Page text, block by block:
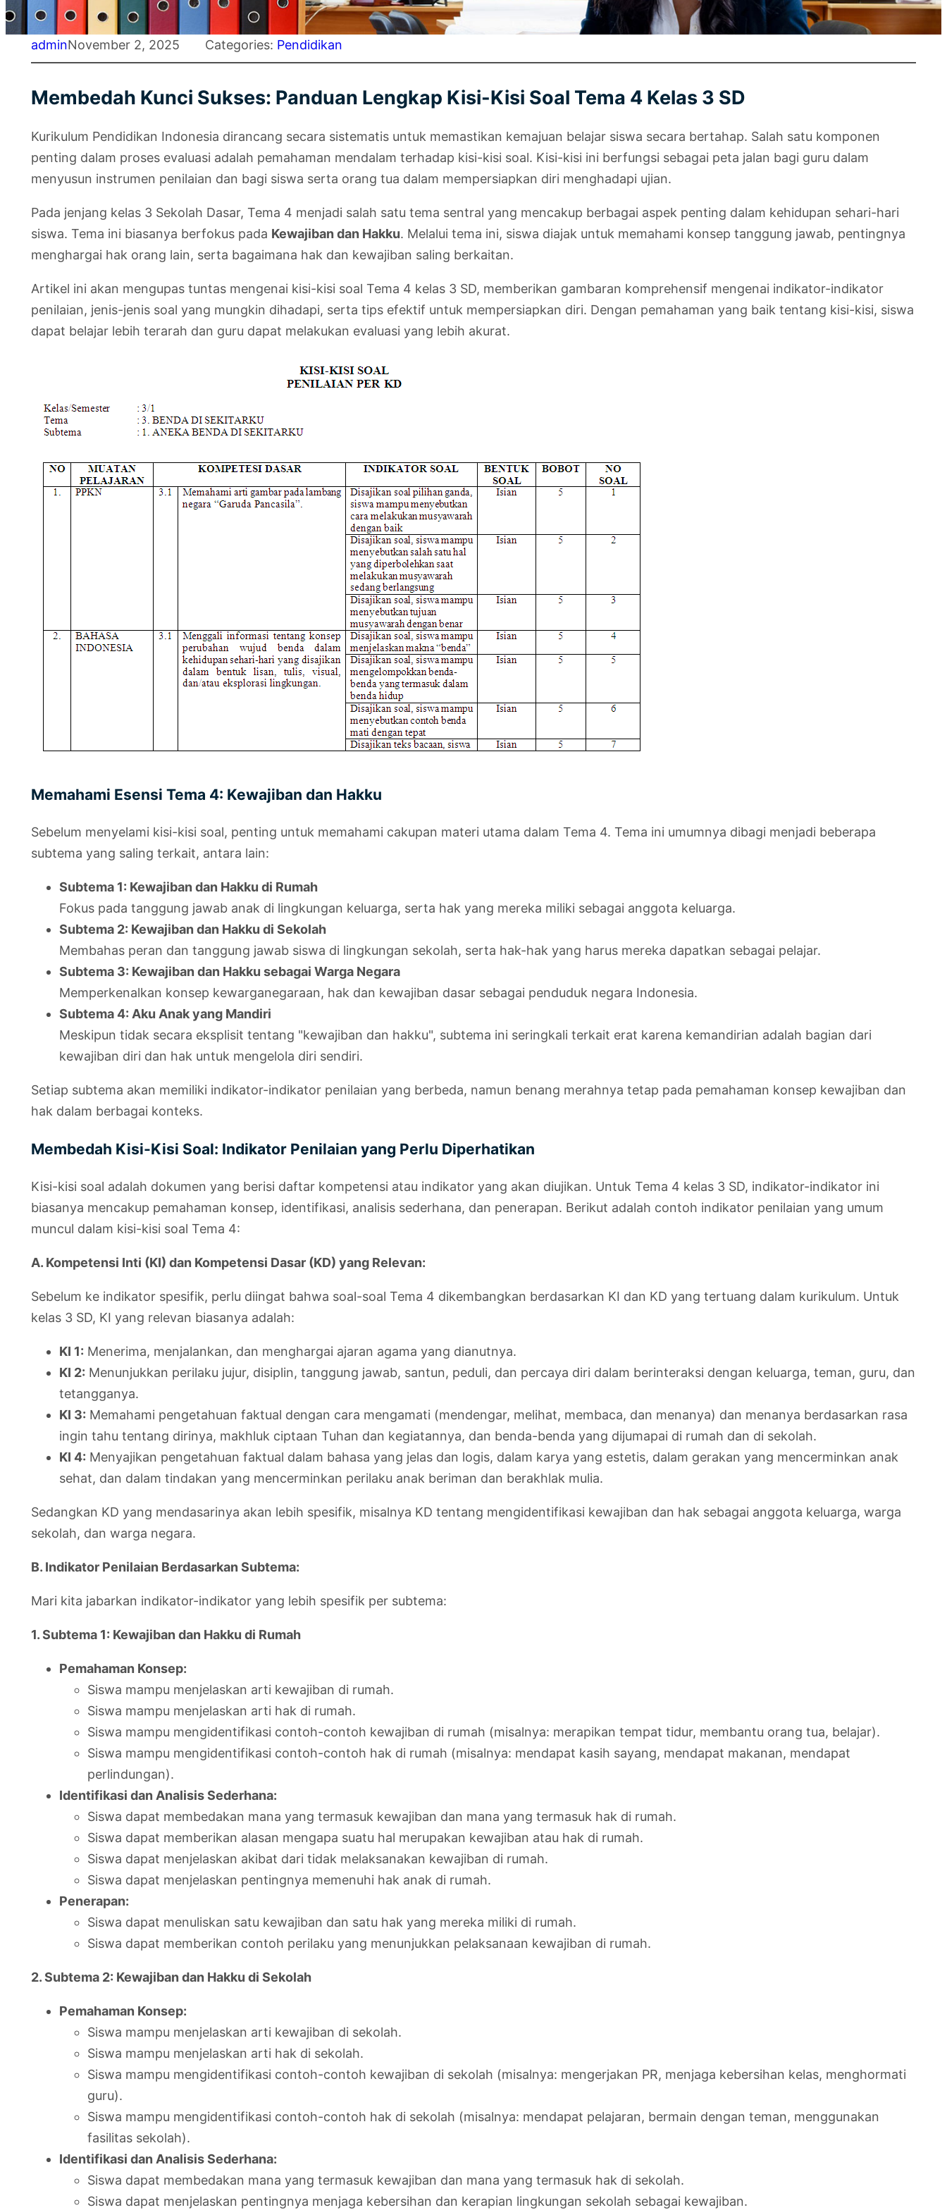
adminNovember 2, 2025 Categories: Pendidikan
Membedah Kunci Sukses: Panduan Lengkap Kisi-Kisi Soal Tema 4 Kelas 3 SD
Kurikulum Pendidikan Indonesia dirancang secara sistematis untuk memastikan kemajuan belajar siswa secara bertahap. Salah satu komponen
penting dalam proses evaluasi adalah pemahaman mendalam terhadap kisi-kisi soal. Kisi-kisi ini berfungsi sebagai peta jalan bagi guru dalam
menyusun instrumen penilaian dan bagi siswa serta orang tua dalam mempersiapkan diri menghadapi ujian.
Pada jenjang kelas 3 Sekolah Dasar, Tema 4 menjadi salah satu tema sentral yang mencakup berbagai aspek penting dalam kehidupan sehari-hari
siswa. Tema ini biasanya berfokus pada Kewajiban dan Hakku. Melalui tema ini, siswa diajak untuk memahami konsep tanggung jawab, pentingnya
menghargai hak orang lain, serta bagaimana hak dan kewajiban saling berkaitan.
Artikel ini akan mengupas tuntas mengenai kisi-kisi soal Tema 4 kelas 3 SD, memberikan gambaran komprehensif mengenai indikator-indikator
penilaian, jenis-jenis soal yang mungkin dihadapi, serta tips efektif untuk mempersiapkan diri. Dengan pemahaman yang baik tentang kisi-kisi, siswa
dapat belajar lebih terarah dan guru dapat melakukan evaluasi yang lebih akurat.
Memahami Esensi Tema 4: Kewajiban dan Hakku
Sebelum menyelami kisi-kisi soal, penting untuk memahami cakupan materi utama dalam Tema 4. Tema ini umumnya dibagi menjadi beberapa
subtema yang saling terkait, antara lain:
Subtema 1: Kewajiban dan Hakku di Rumah
Fokus pada tanggung jawab anak di lingkungan keluarga, serta hak yang mereka miliki sebagai anggota keluarga.
Subtema 2: Kewajiban dan Hakku di Sekolah
Membahas peran dan tanggung jawab siswa di lingkungan sekolah, serta hak-hak yang harus mereka dapatkan sebagai pelajar.
Subtema 3: Kewajiban dan Hakku sebagai Warga Negara
Memperkenalkan konsep kewarganegaraan, hak dan kewajiban dasar sebagai penduduk negara Indonesia.
Subtema 4: Aku Anak yang Mandiri
Meskipun tidak secara eksplisit tentang "kewajiban dan hakku", subtema ini seringkali terkait erat karena kemandirian adalah bagian dari
kewajiban diri dan hak untuk mengelola diri sendiri.
Setiap subtema akan memiliki indikator-indikator penilaian yang berbeda, namun benang merahnya tetap pada pemahaman konsep kewajiban dan
hak dalam berbagai konteks.
Membedah Kisi-Kisi Soal: Indikator Penilaian yang Perlu Diperhatikan
Kisi-kisi soal adalah dokumen yang berisi daftar kompetensi atau indikator yang akan diujikan. Untuk Tema 4 kelas 3 SD, indikator-indikator ini
biasanya mencakup pemahaman konsep, identifikasi, analisis sederhana, dan penerapan. Berikut adalah contoh indikator penilaian yang umum
muncul dalam kisi-kisi soal Tema 4:
A. Kompetensi Inti (KI) dan Kompetensi Dasar (KD) yang Relevan:
Sebelum ke indikator spesifik, perlu diingat bahwa soal-soal Tema 4 dikembangkan berdasarkan KI dan KD yang tertuang dalam kurikulum. Untuk
kelas 3 SD, KI yang relevan biasanya adalah:
KI 1: Menerima, menjalankan, dan menghargai ajaran agama yang dianutnya.
KI 2: Menunjukkan perilaku jujur, disiplin, tanggung jawab, santun, peduli, dan percaya diri dalam berinteraksi dengan keluarga, teman, guru, dan
tetangganya.
KI 3: Memahami pengetahuan faktual dengan cara mengamati (mendengar, melihat, membaca, dan menanya) dan menanya berdasarkan rasa
ingin tahu tentang dirinya, makhluk ciptaan Tuhan dan kegiatannya, dan benda-benda yang dijumapai di rumah dan di sekolah.
KI 4: Menyajikan pengetahuan faktual dalam bahasa yang jelas dan logis, dalam karya yang estetis, dalam gerakan yang mencerminkan anak
sehat, dan dalam tindakan yang mencerminkan perilaku anak beriman dan berakhlak mulia.
Sedangkan KD yang mendasarinya akan lebih spesifik, misalnya KD tentang mengidentifikasi kewajiban dan hak sebagai anggota keluarga, warga
sekolah, dan warga negara.
B. Indikator Penilaian Berdasarkan Subtema:
Mari kita jabarkan indikator-indikator yang lebih spesifik per subtema:
1. Subtema 1: Kewajiban dan Hakku di Rumah
Pemahaman Konsep:
Siswa mampu menjelaskan arti kewajiban di rumah.
Siswa mampu menjelaskan arti hak di rumah.
Siswa mampu mengidentifikasi contoh-contoh kewajiban di rumah (misalnya: merapikan tempat tidur, membantu orang tua, belajar).
Siswa mampu mengidentifikasi contoh-contoh hak di rumah (misalnya: mendapat kasih sayang, mendapat makanan, mendapat
perlindungan).
Identifikasi dan Analisis Sederhana:
Siswa dapat membedakan mana yang termasuk kewajiban dan mana yang termasuk hak di rumah.
Siswa dapat memberikan alasan mengapa suatu hal merupakan kewajiban atau hak di rumah.
Siswa dapat menjelaskan akibat dari tidak melaksanakan kewajiban di rumah.
Siswa dapat menjelaskan pentingnya memenuhi hak anak di rumah.
Penerapan:
Siswa dapat menuliskan satu kewajiban dan satu hak yang mereka miliki di rumah.
Siswa dapat memberikan contoh perilaku yang menunjukkan pelaksanaan kewajiban di rumah.
2. Subtema 2: Kewajiban dan Hakku di Sekolah
Pemahaman Konsep:
Siswa mampu menjelaskan arti kewajiban di sekolah.
Siswa mampu menjelaskan arti hak di sekolah.
Siswa mampu mengidentifikasi contoh-contoh kewajiban di sekolah (misalnya: mengerjakan PR, menjaga kebersihan kelas, menghormati
guru).
Siswa mampu mengidentifikasi contoh-contoh hak di sekolah (misalnya: mendapat pelajaran, bermain dengan teman, menggunakan
fasilitas sekolah).
Identifikasi dan Analisis Sederhana:
Siswa dapat membedakan mana yang termasuk kewajiban dan mana yang termasuk hak di sekolah.
Siswa dapat menjelaskan pentingnya menjaga kebersihan dan kerapian lingkungan sekolah sebagai kewajiban.